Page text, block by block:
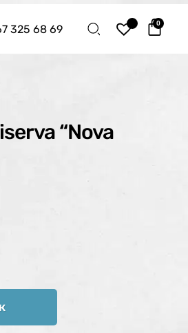
325 68 69 0
“Nova